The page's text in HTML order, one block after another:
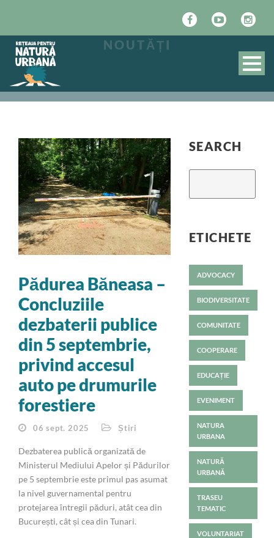
NOUTĂȚI
Pădurea Băneasa –
Concluziile
dezbaterii publice
din 5 septembrie,
privind accesul
auto pe drumurile
forestiere
06 sept. 2025 Știri
Dezbaterea publică organizată de
Ministerul Mediului Apelor și Pădurilor
pe 5 septembrie este primul pas asumat
la nivel guvernamental pentru
protejarea întregii păduri, atât cea din
București, cât și cea din Tunari.
SEARCH
ETICHETE
ADVOCACY
BIODIVERSITATE
COMUNITATE
COOPERARE
EDUCAȚIE
EVENIMENT
NATURA
URBANA
NATURĂ
URBANĂ
TRASEU
TEMATIC
VOLUNTARIAT